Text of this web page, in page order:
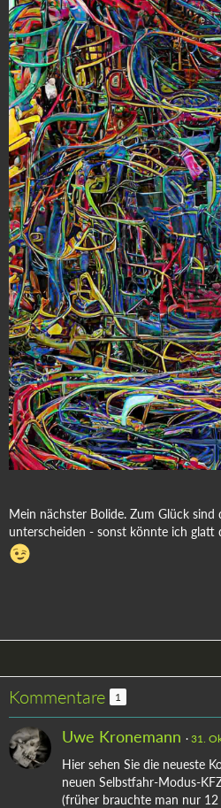
Mein nächster Bolide. Zum Glück sind
unterscheiden - sonst könnte ich glatt
Kommentare 1
Uwe Kronemann 31.
Hier sehen Sie die neueste
neuen Selbstfahr-Modus-
(früher brauchte man nur 12